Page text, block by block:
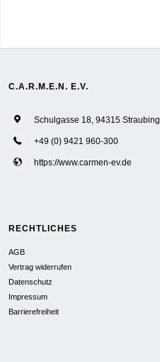
C.A.R.M.E.N. E.V.
Schulgasse 18, 94315 Straubing
+49 (0) 9421 960-300
https://www.carmen-ev.de
RECHTLICHES
AGB
Vertrag widerrufen
Datenschutz
Impressum
Barrierefreiheit